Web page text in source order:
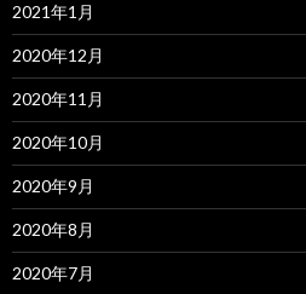
2021年1月
2020年12月
2020年11月
2020年10月
2020年9月
2020年8月
2020年7月